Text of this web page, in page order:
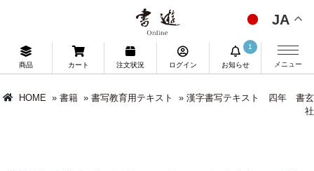
JA
商品 カート 注文状況 ログイン お知らせ
1
メニュー
HOME » 書籍 » 書写教育用テキスト » 漢字書写テキスト 四年 書玄
社